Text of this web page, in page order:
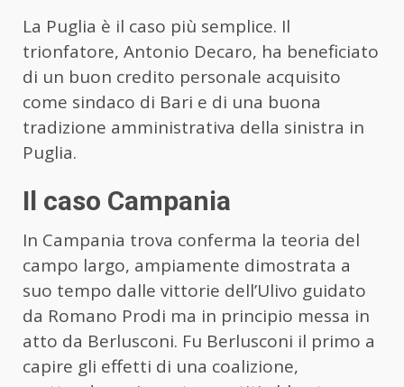
La Puglia è il caso più semplice. Il
trionfatore, Antonio Decaro, ha beneficiato
di un buon credito personale acquisito
come sindaco di Bari e di una buona
tradizione amministrativa della sinistra in
Puglia.
Il caso Campania
In Campania trova conferma la teoria del
campo largo, ampiamente dimostrata a
suo tempo dalle vittorie dell’Ulivo guidato
da Romano Prodi ma in principio messa in
atto da Berlusconi. Fu Berlusconi il primo a
capire gli effetti di una coalizione,